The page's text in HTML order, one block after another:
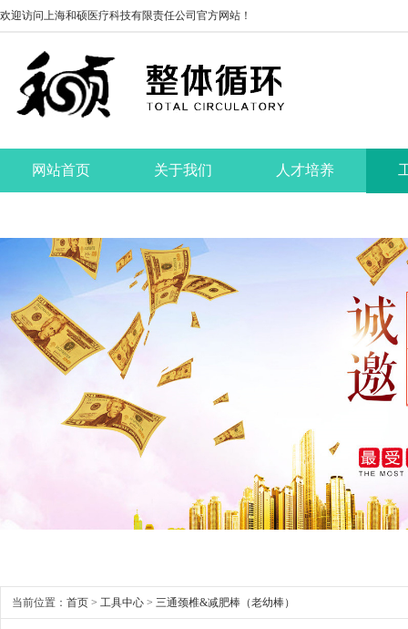
欢迎访问上海和硕医疗科技有限责任公司官方网站！
网站首页 关于我们 人才培养
当前位置： 首页 > 工具中心 > 三通颈椎&减肥棒（老幼棒）